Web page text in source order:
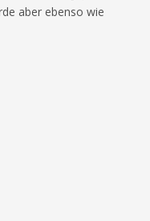
aber ebenso wie